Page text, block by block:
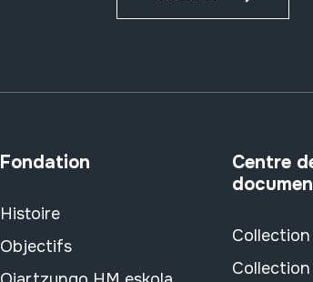
Fondation
Histoire
Objectifs
Centre